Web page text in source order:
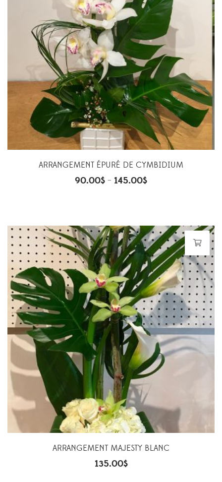
ARRANGEMENT ÉPURÉ DE CYMBIDIUM
90.00$ – 145.00$
ARRANGEMENT MAJESTY BLANC
135.00$